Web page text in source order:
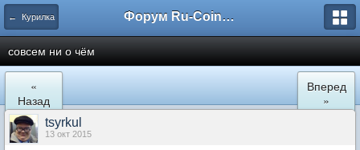
← Курилка Форум Ru-Coin.ru
совсем ни о чём
«
Назад
Вперед
»
tsyrkul
13 окт 2015